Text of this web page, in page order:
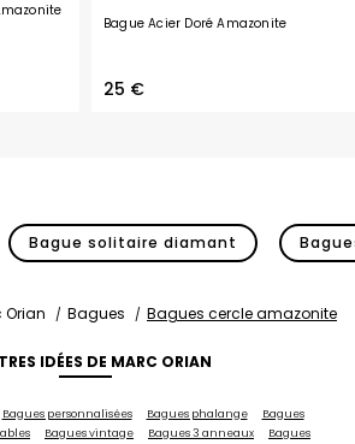
Bague Acier Doré Amazonite
25 €
Bague solitaire diamant
Orian Bagues Bagues cercle amazonite
IDÉES DE MARC ORIAN
Bagues personnalisées Bagues phalange
Bagues
Bagues vintage Bagues 3 anneaux
Bagues